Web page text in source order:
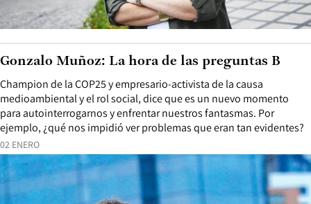
02 ENERO
Champion de la COP25 y empresario-activista de la causa
medioambiental y el rol social, dice que es un nuevo momento
para autointerrogarnos y enfrentar nuestros fantasmas. Por
ejemplo, ¿qué nos impidió ver problemas que eran tan evidentes?
Gonzalo Muñoz: La hora de las preguntas B